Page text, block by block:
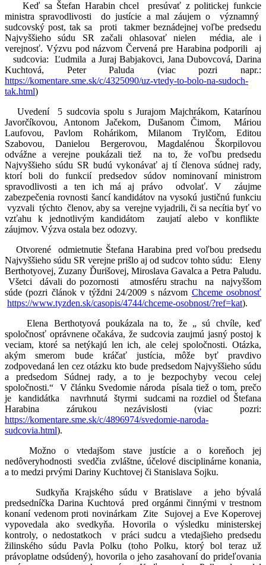
Keď sa Štefan Harabin chcel presúvať z politickej funkcie
ministra spravodlivosti do justície a mal záujem o významný
sudcovský post, tak sa proti takmer beznádejnej voľbe predsedu
Najvyššieho súdu SR začali ohlasovať nielen média, ale i
verejnosť. Výzvu pod názvom Červená pre Harabina podporili aj
sudcovia: Ľudmila a Juraj Babjakovci, Jana Dubovcová, Darina
Kuchtová, Peter Paluda (viac pozri napr.:
https://komentare.sme.sk/c/4325090/uz-vtedy-to-bolo-na-sudoch-
tak.html)
Uvedení 5 sudcovia spolu s Jurajom Majchrákom, Katarínou
Javorčíkovou, Antonom Jačekom, Dušanom Čimom, Máriou
Laufovou, Pavlom Rohárikom, Milanom Trylčom, Editou
Szabovou, Danielou Bergerovou, Magdalénou Škorpilovou
odvážne a verejne poukázali tiež na to, že voľbu predsedu
Najvyššieho súdu SR budú vykonávať aj tí členova súdnej rady,
ktorí boli do funkcií predsedov súdov nominovaní ministrom
spravodlivosti a ten ich má aj právo odvolať. V záujme
zabezpečenia rovnosti šancí kandidátov na vysokú justičnú funkciu
vyzvali týchto členov, aby sa verejne vyjadrili, či sa necítia byť vo
vzťahu k jednotlivým kandidátom zaujatí alebo v konflikte
záujmov. Výzva ostala bez odozvy.
Otvorené odmietnutie Štefana Harabina pred voľbou predsedu
Najvyššieho súdu SR verejne prišlo aj od sudcov tohto súdu: Eleny
Berthotyovej, Zuzany Ďurišovej, Miroslava Gavalca a Petra Paludu.
Všetci dávali do pozornosti atmosféru strachu na najvyššom
súde (pozri článok v týždni 24/2009 s názvom Chceme osobnosť
https://www.tyzden.sk/casopis/4744/chceme-osobnost/?ref=kat).
Elena Berthotyová poukázala na to, že „ sú chvíle, keď
spoločnosť oprávnene očakáva, že sudcovia zaujmú jasný postoj k
veciam, ktoré sa netýkajú len ich, ale celej spoločnosti. Otázka,
akým smerom bude kráčať justícia, môže byť pravdivo
zodpovedaná len cez otázku kto bude predsedom Najvyššieho súdu
a predsedom Súdnej rady, a to je bezpochyby vecou celej
spoločnosti.“ V článku Svedomie národa písala tiež o tom, prečo
je kandidátka navrhnutá štyrmi sudcami na rozdiel od Štefana
Harabina zárukou nezávislosti (viac pozri:
https://komentare.sme.sk/c/4896974/svedomie-naroda-
sudcovia.html).
Možno o vtedajšom stave justície a o koreňoch jej
nedôveryhodnosti svedčia zvláštne, účelové disciplinárne konania,
a to medzi prvými Dariny Kuchtovej či Stanislava Sojku.
Sudkyňa Krajského súdu v Bratislave a jeho bývalá
predsedníčka Darina Kuchtová pred orgánmi činnými v trestnom
konaní vedenom proti novinárkam Zite Sujovej a Eve Koperovej
vypovedala ako svedkyňa. Hovorila o výsledku ministerskej
kontroly, o nedostatkoch v práci sudcu a vtedajšieho predsedu
žilinského súdu Pavla Polku (toho Polku, ktorý bol teraz už
právoplatne odsúdený), hovorila o jeho zasahovaní do prideľovania